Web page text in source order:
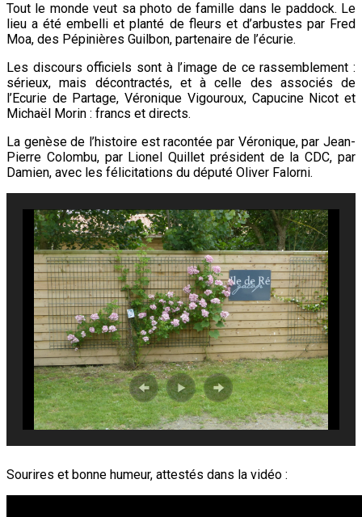
Tout le monde veut sa photo de famille dans le paddock. Le
lieu a été embelli et planté de fleurs et d’arbustes par Fred
Moa, des Pépinières Guilbon, partenaire de l’écurie.
Les discours officiels sont à l’image de ce rassemblement :
sérieux, mais décontractés, et à celle des associés de
l’Ecurie de Partage, Véronique Vigouroux, Capucine Nicot et
Michaël Morin : francs et directs.
La genèse de l’histoire est racontée par Véronique, par Jean-
Pierre Colombu, par Lionel Quillet président de la CDC, par
Damien, avec les félicitations du député Oliver Falorni.
Sourires et bonne humeur, attestés dans la vidéo :